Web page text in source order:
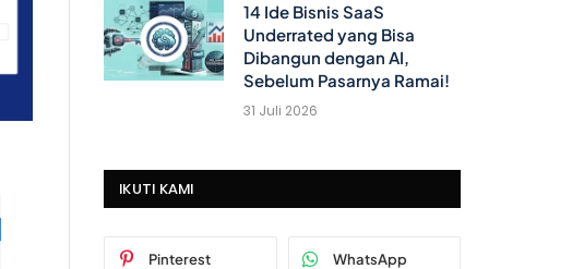
14 Ide Bisnis SaaS
Underrated yang Bisa
Dibangun dengan AI,
Sebelum Pasarnya Ramai!
31 Juli 2026
IKUTI KAMI
Pinterest WhatsApp